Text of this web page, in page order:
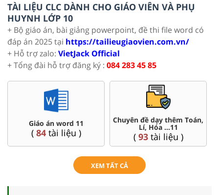
TÀI LIỆU CLC DÀNH CHO GIÁO VIÊN VÀ PHỤ
HUYNH LỚP 10
+ Bộ giáo án, bài giảng powerpoint, đề thi file word có
đáp án 2025 tại https://tailieugiaovien.com.vn/
+ Hỗ trợ zalo: VietJack Official
+ Tổng đài hỗ trợ đăng ký : 084 283 45 85
Giáo án word 11
( 84tài liệu )
Chuyên đề dạy thêm Toán,
Lí, Hóa ...11
( 93tài liệu )
XEM TẤT CẢ